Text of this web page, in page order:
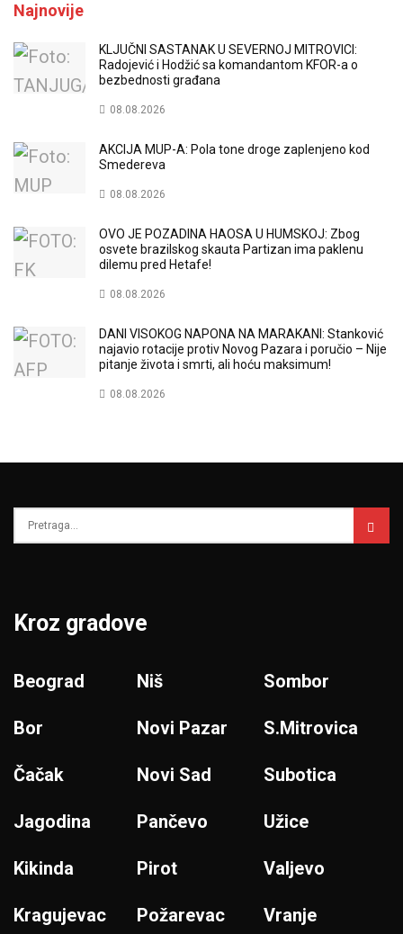
Najnovije
KLJUČNI SASTANAK U SEVERNOJ MITROVICI:
Radojević i Hodžić sa komandantom KFOR-a o
bezbednosti građana
08.08.2026
AKCIJA MUP-A: Pola tone droge zaplenjeno kod
Smedereva
08.08.2026
OVO JE POZADINA HAOSA U HUMSKOJ: Zbog
osvete brazilskog skauta Partizan ima paklenu
dilemu pred Hetafe!
08.08.2026
DANI VISOKOG NAPONA NA MARAKANI: Stanković
najavio rotacije protiv Novog Pazara i poručio – Nije
pitanje života i smrti, ali hoću maksimum!
08.08.2026
Kroz gradove
Beograd
Bor
Čačak
Jagodina
Kikinda
Kragujevac
Niš
Novi Pazar
Novi Sad
Pančevo
Pirot
Požarevac
Sombor
S.Mitrovica
Subotica
Užice
Valjevo
Vranje